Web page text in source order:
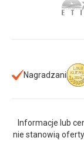
Nagradzani
Informacje lub
nie stanowią